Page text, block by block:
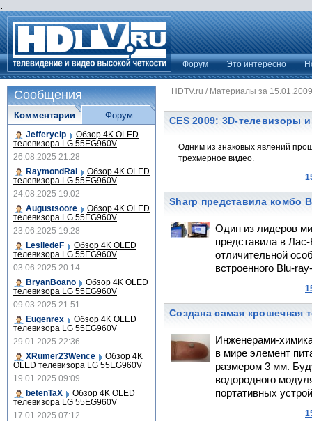
.
Форум Это интересно
HDTV.ru / Материалы за 15.01.2009
CES 2009: 3D-телевизоры
Одним из знаковых явлений
трехмерное видео.
Sharp представила комбо
Один из лидеров
представила в
отличительной
встроенного Blu-
Создана самая крошечная
Инженерами-
в мире элемент
размером 3 мм.
водородного
портативных
Сообщения
Комментарии
Jefferycip Обзор 4K OLED
телевизора LG 55EG960V
26.08.2025 21:28
RaymondRal
Обзор 4K OLED
телевизора LG 55EG960V
24.08.2025 19:02
Augustsoore
Обзор 4K OLED
телевизора LG 55EG960V
23.06.2025 19:28
LesliedeF
Обзор 4K OLED
телевизора LG 55EG960V
03.06.2025 20:14
BryanBoano
Обзор 4K OLED
телевизора LG 55EG960V
09.03.2025 21:51
Eugenrex
Обзор 4K OLED
телевизора LG 55EG960V
29.01.2025 22:36
XRumer23Wence
Обзор 4K
OLED телевизора LG 55EG960V
19.01.2025 09:09
betenTaX
Обзор 4K OLED
телевизора LG 55EG960V
17.01.2025 07:12
Форум